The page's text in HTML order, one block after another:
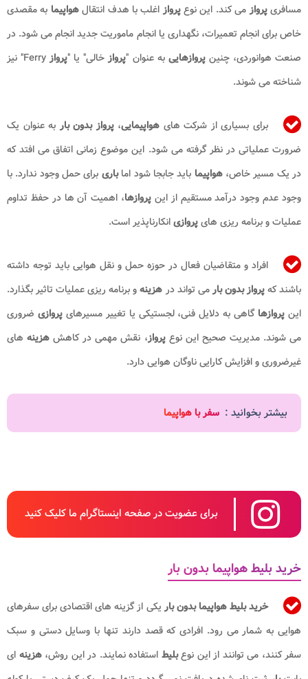
مسافریپروازمی کند. این نوعپروازاغلب با هدف انتقالهواپیما به مقصدی
خاص برای انجام تعمیرات، نگهداری یا انجام ماموریت جدید انجام می شود. در
صنعت هوانوردی، چنینپروازهاییبه عنوان "پروازخالی" یا "پرواز
Ferry" نیز
شناخته می شوند.
برای بسیاری از شرکت های هواپیمایی،پرواز بدون بار به عنوان یک
ضرورت عملیاتی در نظر گرفته می شود. این موضوع زمانی اتفاق می افتد که
در یک مسیر خاص،هواپیما باید جابجا شود اماباری برای حمل وجود ندارد. با
وجود عدم وجود درآمد مستقیم از این پروازها، اهمیت آن ها در حفظ تداوم
عملیات و برنامه ریزی هایپروازیانکارناپذیر است.
افراد و متقاضیان فعال در حوزه حمل و نقل هوایی باید توجه داشته
باشند کهپرواز بدون بارمی تواند در هزینهو برنامه ریزی عملیات تاثیر بگذارد.
این پروازهاگاهی به دلایل فنی، لجستیکی یا تغییر مسیرهایپروازی ضروری
می شوند. مدیریت صحیح این نوعپرواز، نقش مهمی در کاهش هزینه های
غیرضروری و افزایش کارایی ناوگان هوایی دارد.
بیشتر بخوانید : سفر با هواپیما
برای عضویت در صفحه اینستاگرام ما کلیک کنید
خرید بلیط هواپیما بدون بار
خرید بلیط هواپیما بدون باریکی از گزینه های اقتصادی برای سفرهای
هوایی به شمار می رود. افرادی که قصد دارند تنها با وسایل دستی و سبک
سفر کنند، می توانند از این نوعبلیط استفاده نمایند. در این روش،هزینه ای